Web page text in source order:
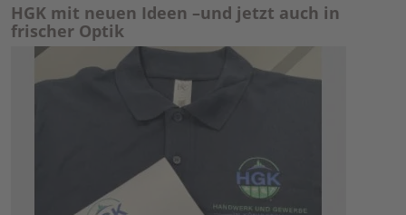
HGK mit neuen Ideen –und jetzt auch in
frischer Optik